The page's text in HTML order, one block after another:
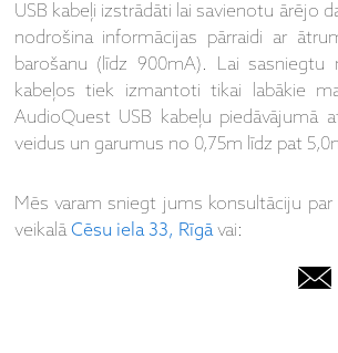
USB kabeļi izstrādāti lai savienotu ārējo
nodrošina informācijas pārraidi ar
barošanu (līdz 900mA). Lai sasniegtu
kabeļos tiek izmantoti tikai labākie
AudioQuest USB kabeļu piedāvājumā
veidus un garumus no 0,75m līdz pat
Mēs varam sniegt jums konsultāciju
veikalāCēsu iela 33, Rīgāvai: